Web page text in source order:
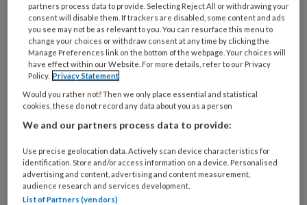
‘Deze veldklinieken, uitgerust met de
modernste medische apparatuur en bemand
door gekwalificeerd personeel, geven een
duidelijk signaal af dat de gezondheid en
veiligheid van pelgrims topprioriteit hebben’,
zo schrijftNews50.sa. ‘Ze dragen ook bij aan
de verlichting van de druk op het openbare
heilige plaatsen, en zorgen voor een snelle en
effectieve reactie op medische noodgevallen
met betrekking tot de voeten.’ De traditionele
partners process data to provide. Selecting Reject All or withdrawing your
consent will disable them. If trackers are disabled, some content and ads
you see may not be as relevant to you. You can resurface this menu to
change your choices or withdraw consent at any time by clicking the
Manage Preferences link on the bottom of the webpage. Your choices will
have effect within our Website. For more details, refer to our Privacy
Policy. Privacy Statement
Would you rather not? Then we only place essential and statistical
cookies, these do not record any data about you as a person
We and our partners process data to provide:
Use precise geolocation data. Actively scan device characteristics for
identification. Store and/or access information on a device. Personalised
advertising and content, advertising and content measurement,
audience research and services development.
List of Partners (vendors)